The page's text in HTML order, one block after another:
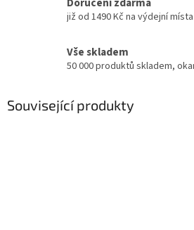
již od 1490 Kč na výdejní
Vše skladem
50 000 produktů skladem,
Související produkty